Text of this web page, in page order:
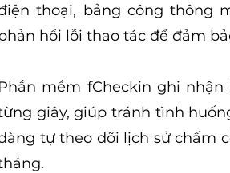
thoại, bảng công thông
hồi lỗi thao tác để đảm
Phần mềm fCheckin ghi
giây, giúp tránh tình
tự theo dõi lịch sử chấm